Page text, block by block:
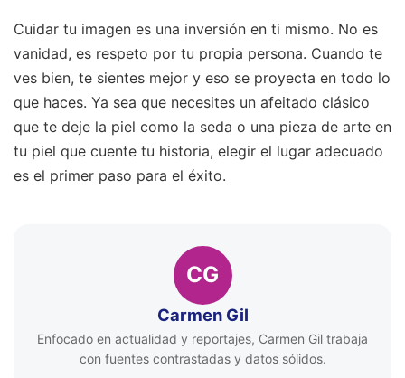
Cuidar tu imagen es una inversión en ti mismo. No es
vanidad, es respeto por tu propia persona. Cuando te
ves bien, te sientes mejor y eso se proyecta en todo lo
que haces. Ya sea que necesites un afeitado clásico
que te deje la piel como la seda o una pieza de arte en
tu piel que cuente tu historia, elegir el lugar adecuado
es el primer paso para el éxito.
CG
Carmen Gil
Enfocado en actualidad y reportajes, Carmen Gil trabaja
con fuentes contrastadas y datos sólidos.